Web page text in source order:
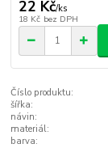
22 Kč/ks
18 Kč bez DPH
Číslo produktu:
šířka:
návin:
materiál:
barva: